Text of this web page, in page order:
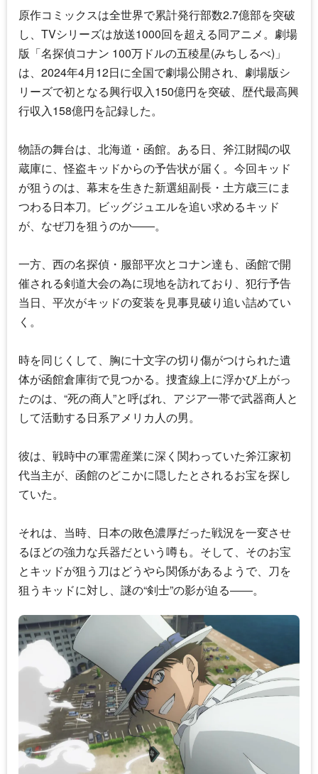
原作コミックスは全世界で累計発行部数2.7億部を突破
し、TVシリーズは放送1000回を超える同アニメ。劇場
版「名探偵コナン 100万ドルの五稜星(みちしるべ) 」
は、2024年4月12日に全国で劇場公開され、劇場版シ
リーズで初となる興行収入150億円を突破、歴代最高興
行収入158億円を記録した。
物語の舞台は、北海道・函館。ある日、斧江財閥の収
蔵庫に、怪盗キッドからの予告状が届く。今回キッド
が狙うのは、幕末を生きた新選組副長・土方歳三にま
つわる日本刀。ビッグジュエルを追い求めるキッド
が、なぜ刀を狙うのか――。
一方、西の名探偵・服部平次とコナン達も、函館で開
催される剣道大会の為に現地を訪れており、犯行予告
当日、平次がキッドの変装を見事見破り追い詰めてい
く。
時を同じくして、胸に十文字の切り傷がつけられた遺
体が函館倉庫街で見つかる。捜査線上に浮かび上がっ
たのは、“死の商人”と呼ばれ、アジア一帯で武器商人と
して活動する日系アメリカ人の男。
彼は、戦時中の軍需産業に深く関わっていた斧江家初
代当主が、函館のどこかに隠したとされるお宝を探し
ていた。
それは、当時、日本の敗色濃厚だった戦況を一変させ
るほどの強力な兵器だという噂も。そして、そのお宝
とキッドが狙う刀はどうやら関係があるようで、刀を
狙うキッドに対し、謎の“剣士”の影が迫る――。